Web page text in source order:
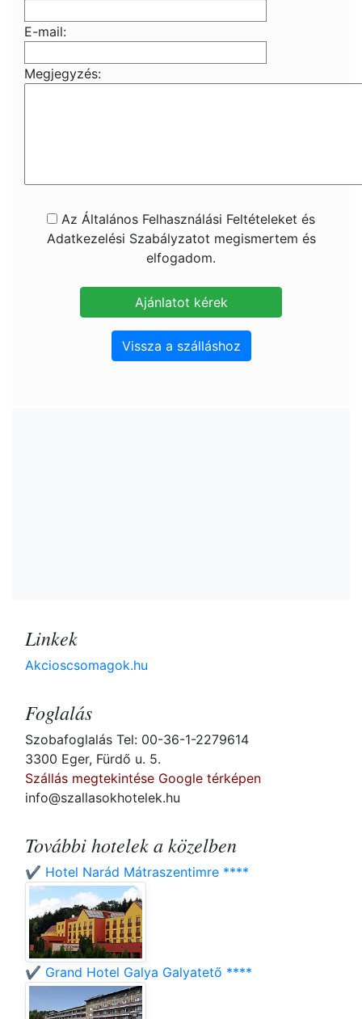
E-mail:
Megjegyzés:
Az Általános Felhasználási Feltételeket és
Adatkezelési Szabályzatot megismertem és
elfogadom.
Vissza a szálláshoz
Linkek
Akcioscsomagok.hu
Foglalás
Szobafoglalás Tel: 00-36-1-2279614
3300 Eger, Fürdő u. 5.
Szállás megtekintése Google térképen
info@szallasokhotelek.hu
További hotelek a közelben
✔️ Hotel Narád Mátraszentimre ****
✔️ Grand Hotel Galya Galyatető ****